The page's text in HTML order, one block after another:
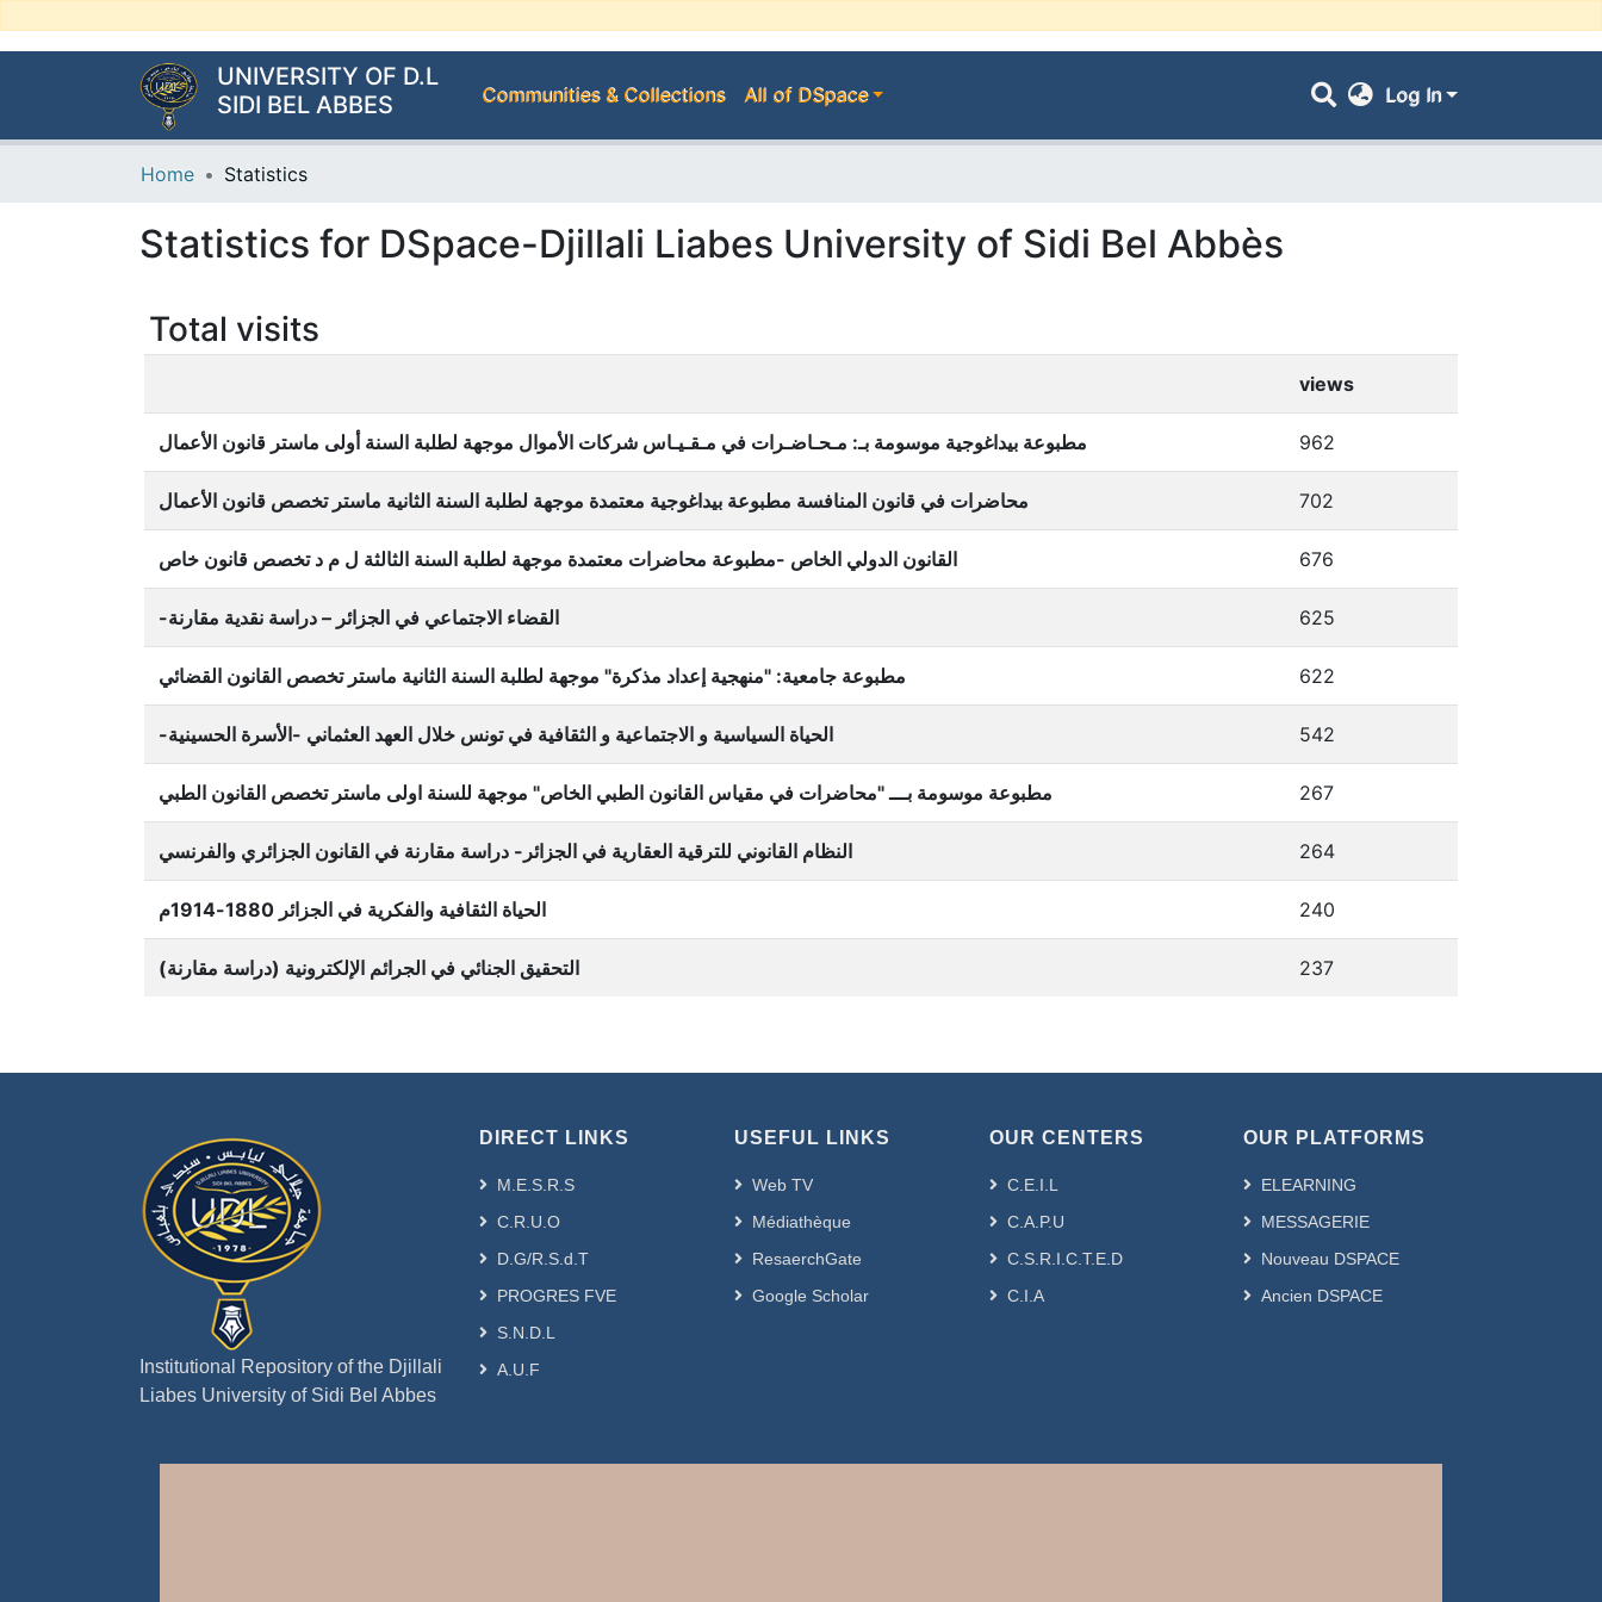
UNIVERSITY OF D.L
SIDI BEL ABBES
Communities & Collections All of DSpace Log In
Home Statistics
Statistics for DSpace-Djillali Liabes University of Sidi Bel Abbès
Total visits
views
مطبوعة بيداغوجية موسومة بـ: مـحـاضـرات في مـقـيـاس شركات الأموال موجهة لطلبة السنة أولى ماستر قانون الأعمال 962
محاضرات في قانون المنافسة مطبوعة بيداغوجية معتمدة موجهة لطلبة السنة الثانية ماستر تخصص قانون الأعمال 702
القانون الدولي الخاص -مطبوعة محاضرات معتمدة موجهة لطلبة السنة الثالثة ل م د تخصص قانون خاص 676
-القضاء الاجتماعي في الجزائر – دراسة نقدية مقارنة 625
مطبوعة جامعية: "منهجية إعداد مذكرة" موجهة لطلبة السنة الثانية ماستر تخصص القانون القضائي 622
-الحياة السياسية و الاجتماعية و الثقافية في تونس خلال العهد العثماني -الأسرة الحسينية 542
مطبوعة موسومة بـــ "محاضرات في مقياس القانون الطبي الخاص" موجهة للسنة اولى ماستر تخصص القانون الطبي 267
النظام القانوني للترقية العقارية في الجزائر- دراسة مقارنة في القانون الجزائري والفرنسي 264
الحياة الثقافية والفكرية في الجزائر 1880-1914م 240
التحقيق الجنائي في الجرائم الإلكترونية (دراسة مقارنة) 237
Institutional Repository of the Djillali
Liabes University of Sidi Bel Abbes
DIRECT LINKS
M.E.S.R.S
C.R.U.O
D.G/R.S.d.T
PROGRES FVE
S.N.D.L
A.U.F
USEFUL LINKS
Web TV
Médiathèque
ResaerchGate
Google Scholar
OUR CENTERS
C.E.I.L
C.A.P.U
C.S.R.I.C.T.E.D
C.I.A
OUR PLATFORMS
ELEARNING
MESSAGERIE
Nouveau DSPACE
Ancien DSPACE